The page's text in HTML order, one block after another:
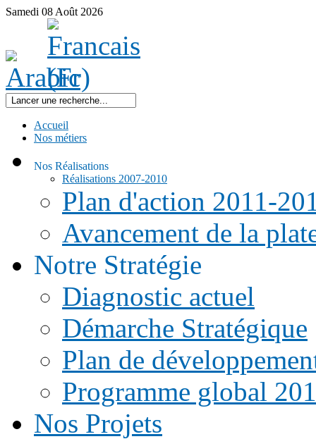
Samedi 08 Août 2026
Accueil
Nos métiers
Nos Réalisations
Réalisations 2007-2010
Plan d'action 2011-
Avancement de la
Notre Stratégie
Diagnostic actuel
Démarche Stratégique
Plan de
Programme global
Nos Projets